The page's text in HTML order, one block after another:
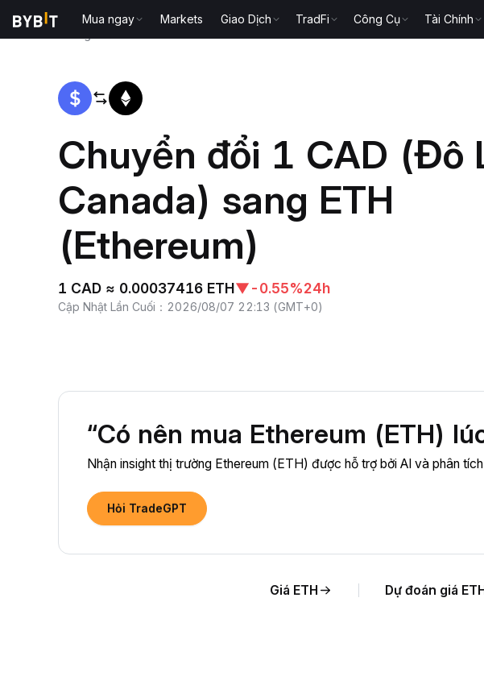
Mua ngay Markets Giao Dịch TradFi Công Cụ Tài Chính
Chuyển đổi 1 CAD (Đô
Canada) sang ETH
(Ethereum)
1 CAD ≈ 0.00037416 ETH▼-0.55%24h
Cập Nhật Lần Cuối ： 2026/08/07 22:13 (GMT+0)
“Có nên mua Ethereum (ETH)
Nhận insight thị trường Ethereum (ETH) được hỗ trợ bởi AI và phân
Hỏi TradeGPT
Giá ETH Dự đoán giá